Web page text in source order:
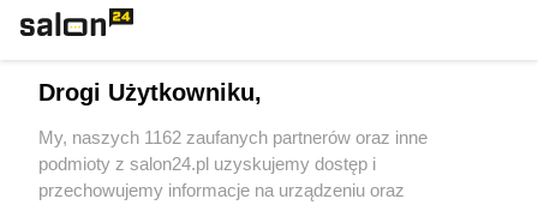
Sport
Społeczeństwo
Drogi Użytkowniku,
My, naszych 1162 zaufanych partnerów oraz inne
podmioty z salon24.pl uzyskujemy dostęp i
przechowujemy informacje na urządzeniu oraz